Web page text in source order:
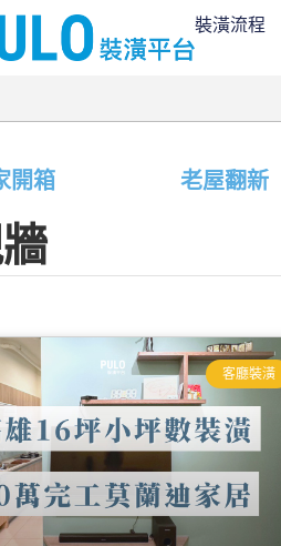
裝潢流程
開箱 老屋翻新
客廳裝潢